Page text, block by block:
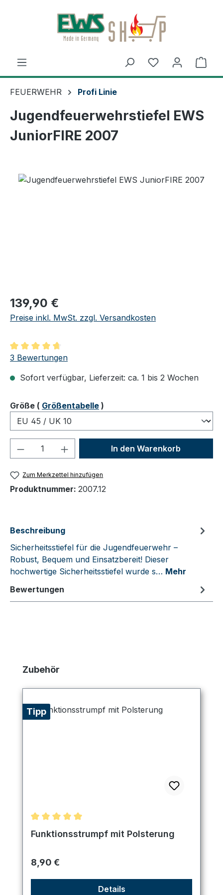
Zum Hauptinhalt springen
FEUERWEHR Profi Linie
Jugendfeuerwehrstiefel EWS
JuniorFIRE 2007
Regulärer Preis:
139,90 €
Preise inkl. MwSt. zzgl. Versandkosten
Durchschnittliche Bewertung von 4.67 von 5 Sternen
3 Bewertungen
Sofort verfügbar, Lieferzeit: ca. 1 bis 2 Wochen
Größeauswählen
( Größentabelle )
Produkt Anzahl: Gib denIn den Warenkorb
Zum Merkzettel hinzufügen
Produktnummer: 2007.12
Beschreibung
Sicherheitsstiefel für die Jugendfeuerwehr –
Robust, Bequem und Einsatzbereit! Dieser
hochwertige Sicherheitsstiefel wurde s… Mehr
Bewertungen
Produktgalerie überspringen
Zubehör
Tipp
Durchschnittliche Bewertung von 5 von 5 Sternen
Funktionsstrumpf mit Polsterung
Regulärer Preis:
8,90 €
Details